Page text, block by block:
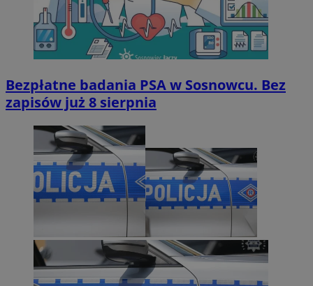
Bezpłatne badania PSA w Sosnowcu. Bez
zapisów już 8 sierpnia